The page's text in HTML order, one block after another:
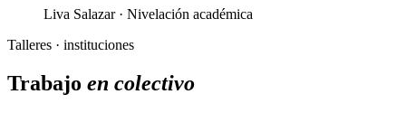
Liva Salazar · Nivelación académica
Talleres · instituciones
Trabajo en colectivo